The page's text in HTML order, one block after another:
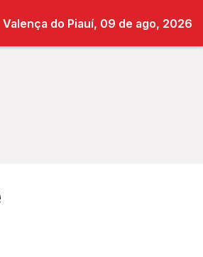
Valença do Piauí, 09 de ago, 2026